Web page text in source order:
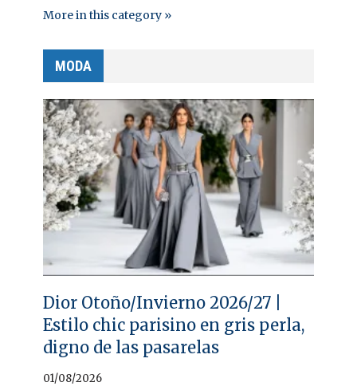
More in this category »
MODA
Dior Otoño/Invierno 2026/27 |
Estilo chic parisino en gris perla,
digno de las pasarelas
01/08/2026